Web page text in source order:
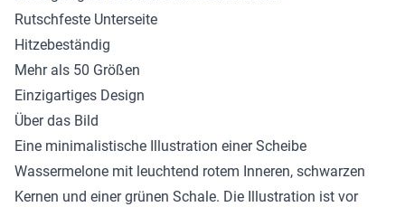
Rutschfeste Unterseite
Hitzebeständig
Mehr als 50 Größen
Einzigartiges Design
Über das Bild
Eine minimalistische Illustration einer Scheibe
Wassermelone mit leuchtend rotem Inneren, schwarzen
Kernen und einer grünen Schale. Die Illustration ist vor